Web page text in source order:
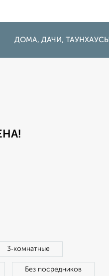
ДОМА, ДАЧИ, ТАУНХАУСЫ
3‑комнатные
Без посредников